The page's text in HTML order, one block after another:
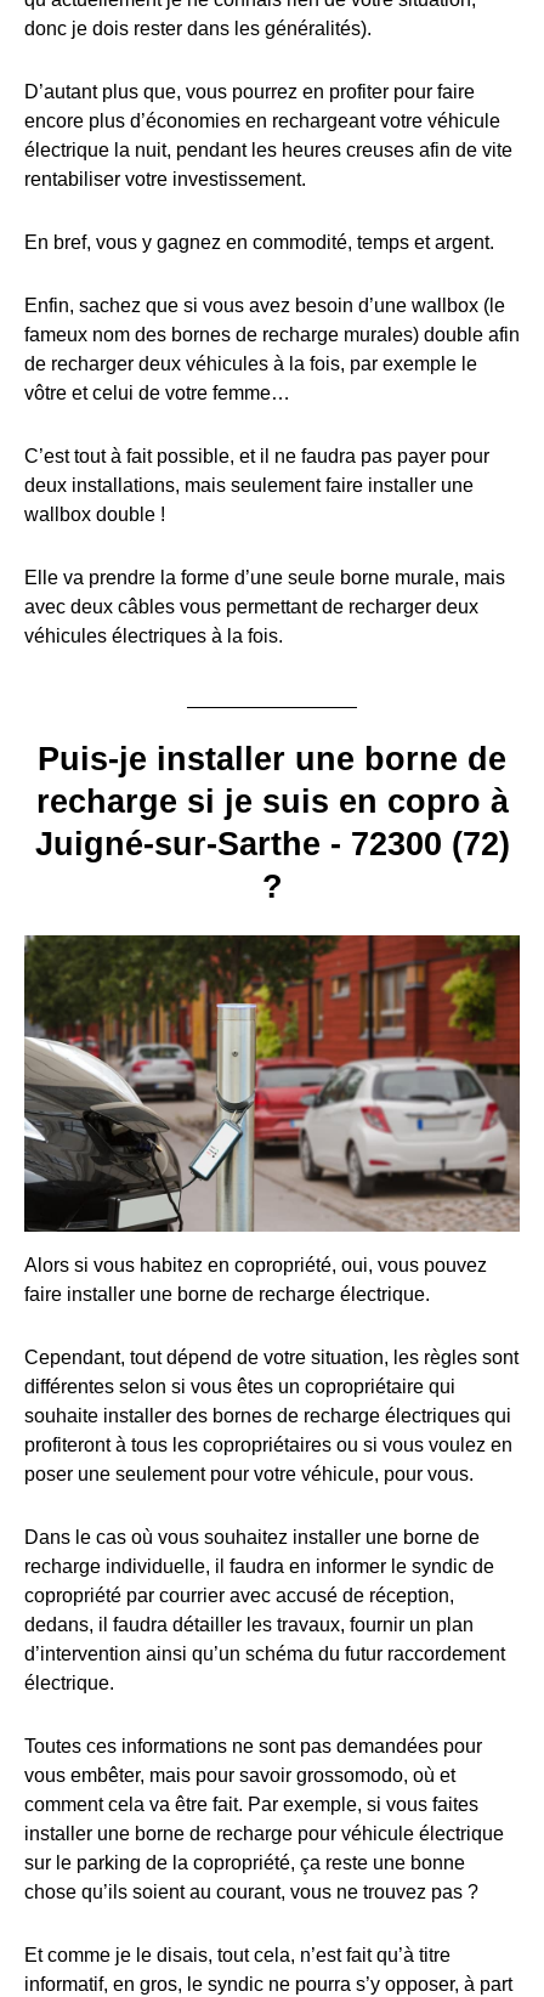
donc je dois rester dans les généralités).
D’autant plus que, vous pourrez en profiter pour faire
encore plus d’économies en rechargeant votre véhicule
électrique la nuit, pendant les heures creuses afin de vite
rentabiliser votre investissement.
En bref, vous y gagnez en commodité, temps et argent.
Enfin, sachez que si vous avez besoin d’une wallbox (le
fameux nom des bornes de recharge murales) double afin
de recharger deux véhicules à la fois, par exemple le
vôtre et celui de votre femme…
C’est tout à fait possible, et il ne faudra pas payer pour
deux installations, mais seulement faire installer une
wallbox double !
Elle va prendre la forme d’une seule borne murale, mais
avec deux câbles vous permettant de recharger deux
véhicules électriques à la fois.
Puis-je installer une borne de
recharge si je suis en copro à
Juigné-sur-Sarthe - 72300 (72)
?
Alors si vous habitez en copropriété, oui, vous pouvez
faire installer une borne de recharge électrique.
Cependant, tout dépend de votre situation, les règles sont
différentes selon si vous êtes un copropriétaire qui
souhaite installer des bornes de recharge électriques qui
profiteront à tous les copropriétaires ou si vous voulez en
poser une seulement pour votre véhicule, pour vous.
Dans le cas où vous souhaitez installer une borne de
recharge individuelle, il faudra en informer le syndic de
copropriété par courrier avec accusé de réception,
dedans, il faudra détailler les travaux, fournir un plan
d’intervention ainsi qu’un schéma du futur raccordement
électrique.
Toutes ces informations ne sont pas demandées pour
vous embêter, mais pour savoir grossomodo, où et
comment cela va être fait. Par exemple, si vous faites
installer une borne de recharge pour véhicule électrique
sur le parking de la copropriété, ça reste une bonne
chose qu’ils soient au courant, vous ne trouvez pas ?
Et comme je le disais, tout cela, n’est fait qu’à titre
informatif, en gros, le syndic ne pourra s’y opposer, à part